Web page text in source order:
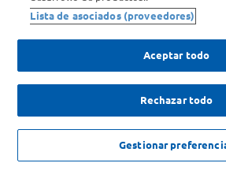
SOLICITUD DE
Copyright 2026 ©Carrefour. Todos los derechos
Condiciones del Servicio| Defensa de las y los
Lista de asociados (proveedores)
Aceptar todo
Rechazar todo
Gestionar